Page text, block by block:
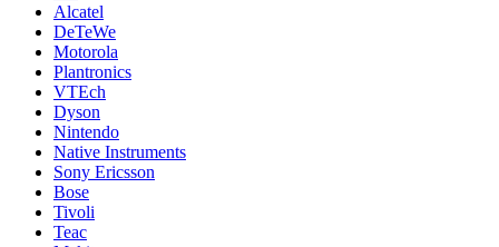
Alcatel
DeTeWe
Motorola
Plantronics
VTEch
Dyson
Nintendo
Native Instruments
Sony Ericsson
Bose
Tivoli
Teac